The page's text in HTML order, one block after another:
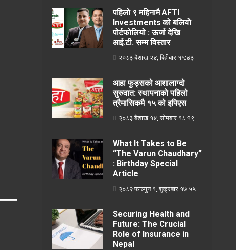
पहिलो ९ महिनामै AFTI
Investments को बलियो
पोर्टफोलियो : ऊर्जा देखि
आई.टी. सम्म विस्तार
२०८३ बैशाख २४, बिहीबार १५:४३
आहा फुड्सको आशालाग्दो
सुरुवात: स्थापनाको पहिलो
त्रैमासिकमै १५ को इपिएस
२०८३ बैशाख १४, सोमबार १८:१९
What It Takes to Be
“The Varun Chaudhary”
: Birthday Special
Article
२०८२ फाल्गुन १, शुक्रबार १७:५५
Securing Health and
Future: The Crucial
Role of Insurance in
Nepal